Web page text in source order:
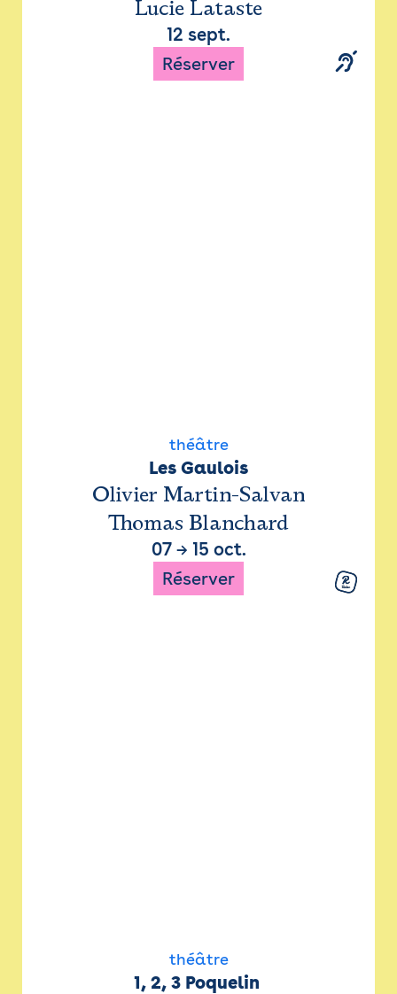
Lucie Lataste
12 sept.
Réserver
théâtre
Les Gaulois
Olivier Martin-Salvan
Thomas Blanchard
07→ 15 oct.
Réserver
théâtre
1, 2, 3 Poquelin